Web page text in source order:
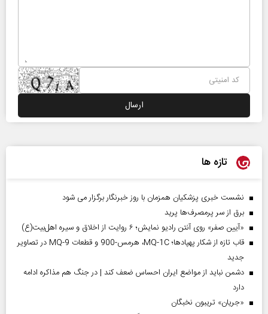
تازه ها
نشست خبری پزشکیان همزمان با روز خبرنگار برگزار می شود
برق از سر پرمصرف‌ها پرید
«آیین صفر» روی آنتن رادیو نمایش؛ ۶ روایت از اخلاق و سیره اهل‌بیت(ع)
قاب تازه از شکار پهپادها؛ MQ-1C، هرمس-900 و قطعات MQ-9 در تصاویر
جدید
دشمن نباید از مواضع ایران احساس ضعف کند | در جنگ هم مذاکره ادامه
دارد
«جریان» تریبون نخبگان